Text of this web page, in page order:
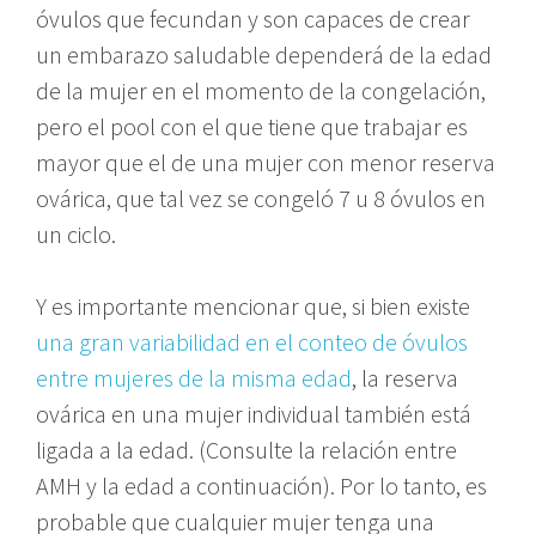
óvulos que fecundan y son capaces de crear
un embarazo saludable dependerá de la edad
de la mujer en el momento de la congelación,
pero el pool con el que tiene que trabajar es
mayor que el de una mujer con menor reserva
ovárica, que tal vez se congeló 7 u 8 óvulos en
un ciclo.
Y es importante mencionar que, si bien existe
una gran variabilidad en el conteo de óvulos
entre mujeres de la misma edad, la reserva
ovárica en una mujer individual también está
ligada a la edad. (Consulte la relación entre
AMH y la edad a continuación). Por lo tanto, es
probable que cualquier mujer tenga una